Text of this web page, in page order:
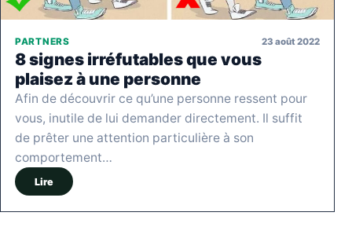
PARTNERS 23 août 2022
8 signes irréfutables que vous
plaisez à une personne
Afin de découvrir ce qu’une personne ressent pour
vous, inutile de lui demander directement. Il suffit
de prêter une attention particulière à son
comportement…
Lire